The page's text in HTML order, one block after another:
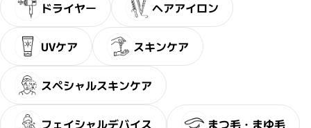
ドライヤー ヘアアイロン
UVケア スキンケア
スペシャルスキンケア
フェイシャルデバイス まつ毛・まゆ毛